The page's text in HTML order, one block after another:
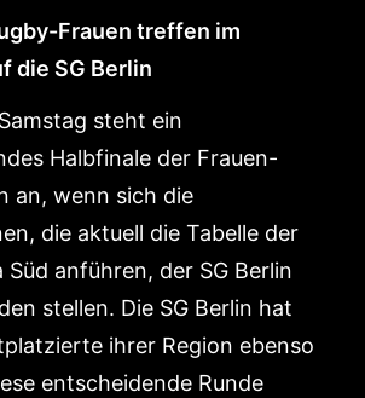
Frauen treffen im
die SG Berlin
steht ein
Halbfinale der Frauen-
an, wenn sich die
die aktuell die Tabelle der
Süd anführen, der SG Berlin
stellen. Die SG Berlin hat
ihrer Region ebenso
entscheidende Runde